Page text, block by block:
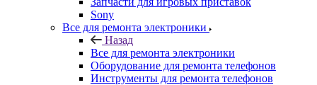
Sony
Все для ремонта электроники
Назад
Все для ремонта электроники
Оборудование для ремонта телефонов
Инструменты для ремонта телефонов